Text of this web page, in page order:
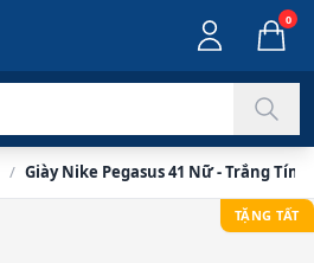
0
/ Giày Nike Pegasus 41 Nữ - Trắng Tím
TẶNG TẤT